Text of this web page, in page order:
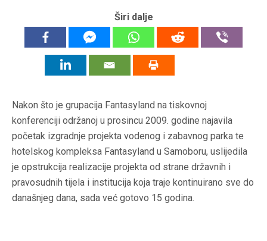
Širi dalje
Nakon što je grupacija Fantasyland na tiskovnoj
konferenciji održanoj u prosincu 2009. godine najavila
početak izgradnje projekta vodenog i zabavnog parka te
hotelskog kompleksa Fantasyland u Samoboru, uslijedila
je opstrukcija realizacije projekta od strane državnih i
pravosudnih tijela i institucija koja traje kontinuirano sve do
današnjeg dana, sada već gotovo 15 godina.